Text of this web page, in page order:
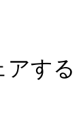
アする